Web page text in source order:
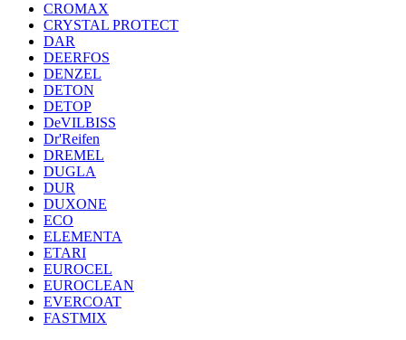
CROMAX
CRYSTAL PROTECT
DAR
DEERFOS
DENZEL
DETON
DETOP
DeVILBISS
Dr'Reifen
DREMEL
DUGLA
DUR
DUXONE
ECO
ELEMENTA
ETARI
EUROCEL
EUROCLEAN
EVERCOAT
FASTMIX